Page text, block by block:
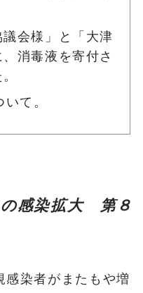
議会様」と「大津
消毒液を寄付さ
て。
の感染拡大 第８
感染者がまたもや増